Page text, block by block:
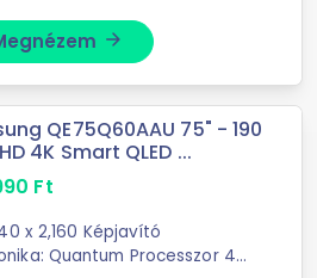
arrow_forward
QE75Q60AAU 75" - 190
4K Smart QLED ...
Ft
x 2,160 Képjavító
Quantum Processzor 4K